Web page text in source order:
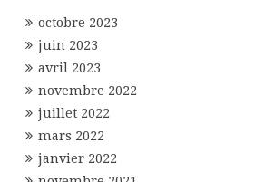
octobre 2023
juin 2023
avril 2023
novembre 2022
juillet 2022
mars 2022
janvier 2022